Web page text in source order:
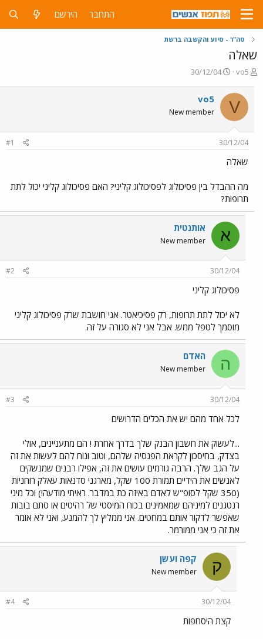
התחבר הירשם
סה"ר - סיוע והקשבה ברשת
שאלה
פ
ח
ה
ו
ש
vo5
פ
ס
ם
ת
א
30/12/04
V
vo5
New member
30/12/04
#1
שאלה
מה ההבדל בין פסיכולוג לפסיכולוג קליני? האם פסיכולוג קליני יכול לתת
תרופות?
א אותנטית
New member
30/12/04
#2
פסיכולוג קליני
לא יכול לתת תרופות, רק פסיכיאטר. אני חושבת שרק פסיכולוג קליני
מוסמך לטפל ממש. אבל אני לא סגורה על זה.
ה האדם
New member
30/12/04
#3
לכל אחד מהם יש את הכלים הדרושים
...לעשוק את חשבון הבנק שלך בדרך אחרת ! הם מתעניינים, אולי
בצדק, בחיסכון לקראת הפנסיה שלהם, וטוב ונוח להם לעשות את זה
על הגב שלך. הרבה גורמים עושים את זה, אפילו רבנים שמנשקים
לאנשים את הידיים תמורת 100 שקל, מארגני סדנאות עאלק רוחניות
(350 שקל לסופ"ש לאדם באיזה כת במדבר. ראיתי מודעה!) וכל מיני
רנטגנים למיניהם שמאמינים בכוח המיסטי של רהיטים או סתם בובות
שאפשר לדקור אותם במחטים. אני ממליץ לך להמנע, ואני לא אומר
את זה כי אני ממורמר.
ק קפה ועשן
New member
30/12/04
#4
קצת היסחפות